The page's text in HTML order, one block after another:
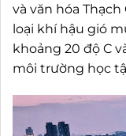
và văn hóa
loại khí hậu gió
khoảng 20 độ C
môi trường học